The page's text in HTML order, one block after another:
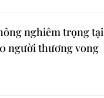
nghiêm trọng tại
người thương vong